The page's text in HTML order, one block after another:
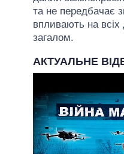
та не передбачає
впливають на
загалом.
АКТУАЛЬНЕ